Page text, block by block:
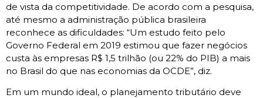
de vista da competitividade. De acordo com a pesquisa,
até mesmo a administração pública brasileira
reconhece as dificuldades: “Um estudo feito pelo
Governo Federal em 2019 estimou que fazer negócios
custa às empresas R$ 1,5 trilhão (ou 22% do PIB) a mais
no Brasil do que nas economias da OCDE”, diz.
Em um mundo ideal, o planejamento tributário deve